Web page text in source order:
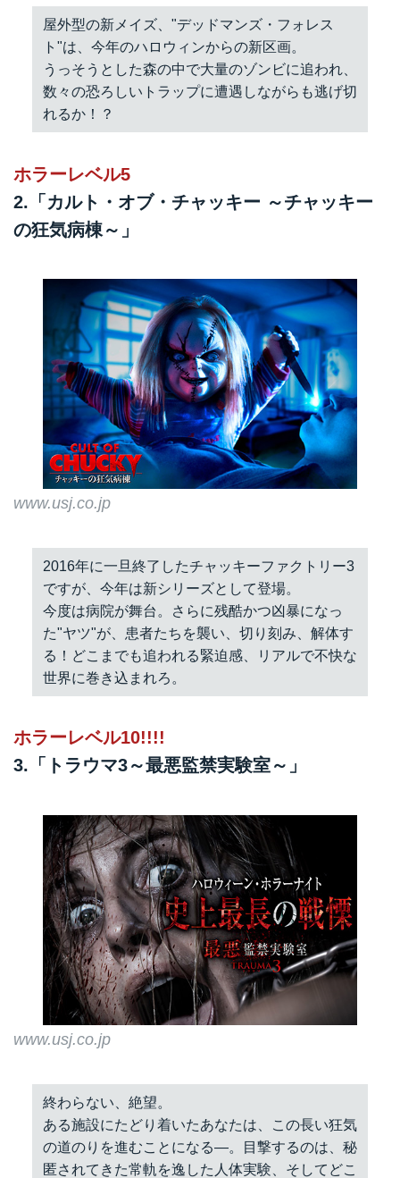
屋外型の新メイズ、"デッドマンズ・フォレス
ト"は、今年のハロウィンからの新区画。
うっそうとした森の中で大量のゾンビに追われ、
数々の恐ろしいトラップに遭遇しながらも逃げ切
れるか！？
ホラーレベル5
2.「カルト・オブ・チャッキー ～チャッキー
の狂気病棟～」
www.usj.co.jp
2016年に一旦終了したチャッキーファクトリー3
ですが、今年は新シリーズとして登場。
今度は病院が舞台。さらに残酷かつ凶暴になっ
た"ヤツ"が、患者たちを襲い、切り刻み、解体す
る！どこまでも追われる緊迫感、リアルで不快な
世界に巻き込まれろ。
ホラーレベル10!!!!
3.「トラウマ3～最悪監禁実験室～」
www.usj.co.jp
終わらない、絶望。
ある施設にたどり着いたあなたは、この長い狂気
の道のりを進むことになる―。目撃するのは、秘
匿されてきた常軌を逸した人体実験、そしてどこ